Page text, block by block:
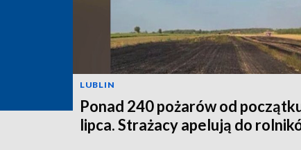
LUBLIN
Ponad 240 pożarów od
lipca. Strażacy apelują do